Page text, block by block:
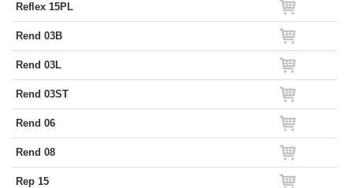
Reflex 15PL
Rend 03B
Rend 03L
Rend 03ST
Rend 06
Rend 08
Rep 15